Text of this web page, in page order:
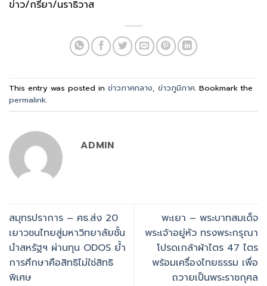
ข่าว/กรียา/นราธิวาส
This entry was posted in ข่าวภาคกลาง, ข่าวภูมิภาค. Bookmark the
permalink.
ADMIN
สมุทรปราการ – ศธ.ส่ง 20
เยาวชนไทยสู่มหาวิทยาลัยชั้น
นำสหรัฐฯ ผ่านทุน ODOS ย้ำ
การศึกษาคือสิทธิไม่ใช่สิทธิ
พิเศษ
พะเยา – พระบาทสมเด็จ
พระเจ้าอยู่หัว ทรงพระกรุณา
โปรดเกล้าผ้าไตร 47 ไตร
พร้อมเครื่องไทยธรรม เพื่อ
ถวายเป็นพระราชกุศล